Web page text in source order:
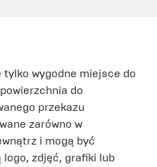
wygodne miejsce do
do
przekazu
zarówno w
i mogą być
zdjęć, grafiki lub